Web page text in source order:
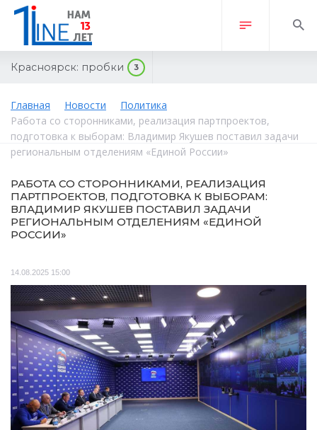
Красноярск: пробки 3
Главная Новости
Политика
Работа со сторонниками, реализация партпроектов,
подготовка к выборам: Владимир Якушев поставил задачи
региональным отделениям «Единой России»
РАБОТА СО СТОРОННИКАМИ, РЕАЛИЗАЦИЯ
ПАРТПРОЕКТОВ, ПОДГОТОВКА К ВЫБОРАМ:
ВЛАДИМИР ЯКУШЕВ ПОСТАВИЛ ЗАДАЧИ
РЕГИОНАЛЬНЫМ ОТДЕЛЕНИЯМ «ЕДИНОЙ
РОССИИ»
14.08.2025 15:00